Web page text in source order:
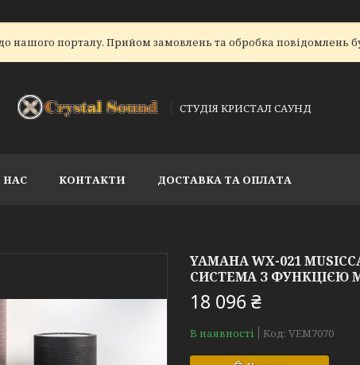
нашого порталу. Прийом замовлень та обробка повідомлень
СТУДІЯ КРИСТАЛ САУНД
НАС КОНТАКТИ ДОСТАВКА ТА ОПЛАТА
YAMAHA WX-021
СИСТЕМА З ФУНКЦІЄЮ
18 096 ₴
В наявності Код: VEM7070